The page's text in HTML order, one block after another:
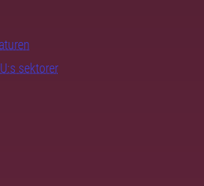
sektorer